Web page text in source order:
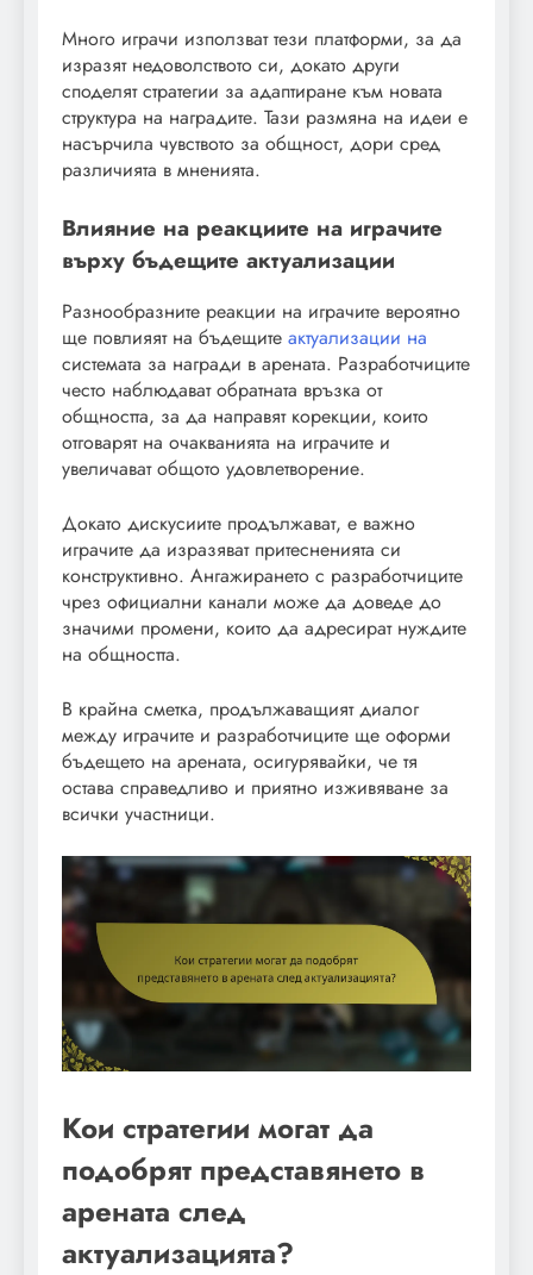
Много играчи използват тези платформи, за да
изразят недоволството си, докато други
споделят стратегии за адаптиране към новата
структура на наградите. Тази размяна на идеи е
насърчила чувството за общност, дори сред
различията в мненията.
Влияние на реакциите на играчите
върху бъдещите актуализации
Разнообразните реакции на играчите вероятно
ще повлияят на бъдещите актуализации на
системата за награди в арената. Разработчиците
често наблюдават обратната връзка от
общността, за да направят корекции, които
отговарят на очакванията на играчите и
увеличават общото удовлетворение.
Докато дискусиите продължават, е важно
играчите да изразяват притесненията си
конструктивно. Ангажирането с разработчиците
чрез официални канали може да доведе до
значими промени, които да адресират нуждите
на общността.
В крайна сметка, продължаващият диалог
между играчите и разработчиците ще оформи
бъдещето на арената, осигурявайки, че тя
остава справедливо и приятно изживяване за
всички участници.
Кои стратегии могат да
подобрят представянето в
арената след
актуализацията?